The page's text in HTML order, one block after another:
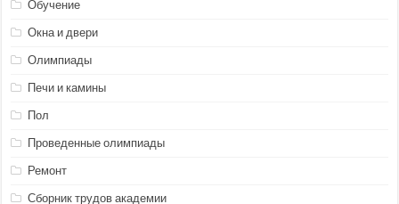
Обучение
Окна и двери
Олимпиады
Печи и камины
Пол
Проведенные олимпиады
Ремонт
Сборник трудов академии